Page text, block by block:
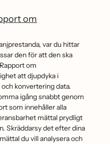
om
var du hittar
den för att den ska
om
att djupdyka i
konvertering data.
igång snabbt genom
som innehåller alla
mättal prydligt
Skräddarsy det efter dina
du vill analysera och